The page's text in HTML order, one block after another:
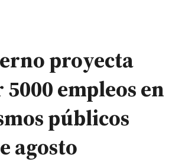
proyecta
empleos en
públicos
agosto